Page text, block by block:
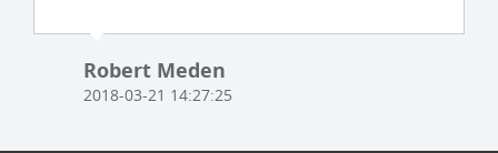
Robert Meden
2018-03-21 14:27:25